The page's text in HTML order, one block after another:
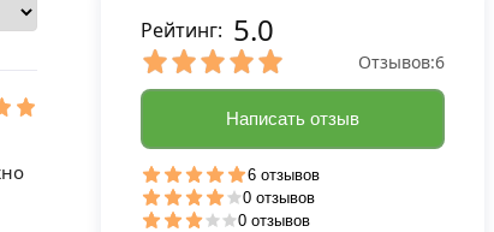
Рейтинг: 5.0
Отзывов:6
Написать отзыв
6 отзывов
0 отзывов
0 отзывов